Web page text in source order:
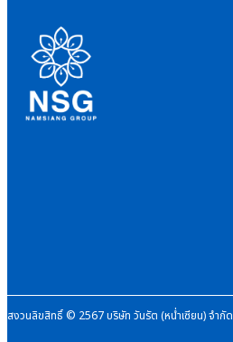
สงวนลิขสิทธิ์ © 2567 บริษัท วันรัต (หน่ำเซียน) จำกัด